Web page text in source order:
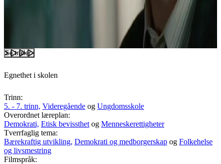
Se trailer
Egnethet i skolen
Trinn:
5. - 7. trinn, Videregående og Ungdomsskole
Overordnet læreplan:
Demokrati, Etisk bevissthet og Menneskerettigheter
Tverrfaglig tema:
Bærekraftig utvikling, Demokrati og medborgerskap og Folkehelse
og livsmestring
Filmspråk: